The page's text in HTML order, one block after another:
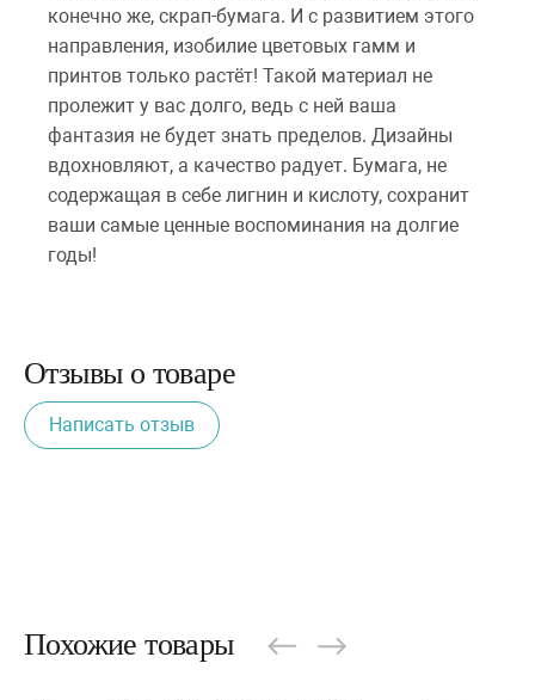
конечно же, скрап-бумага. И с развитием этого
направления, изобилие цветовых гамм и
принтов только растёт! Такой материал не
пролежит у вас долго, ведь с ней ваша
фантазия не будет знать пределов. Дизайны
вдохновляют, а качество радует. Бумага, не
содержащая в себе лигнин и кислоту, сохранит
ваши самые ценные воспоминания на долгие
годы!
Отзывы о товаре
Написать отзыв
Похожие товары